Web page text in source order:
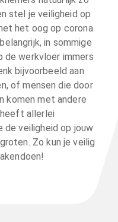
stel je veiligheid op
het oog op corona
in sommige
de werkvloer immers
bijvoorbeeld aan
of mensen die door
komen met andere
allerlei
de veiligheid op jouw
Zo kun je veilig